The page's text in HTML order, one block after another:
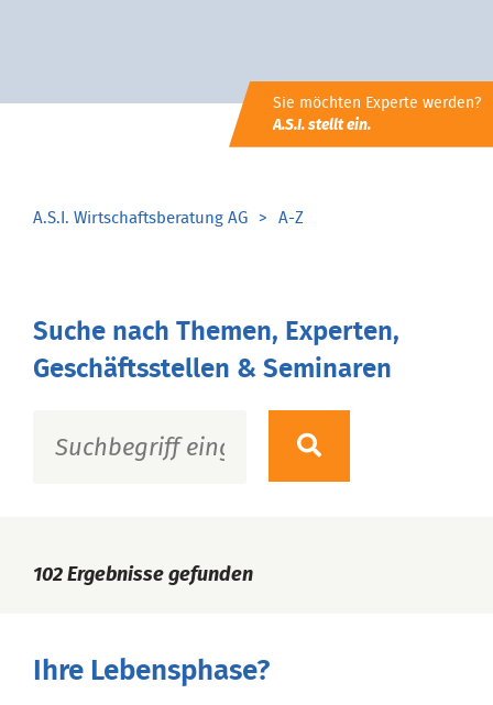
Sie möchten Experte werden?
A.S.I. stellt ein.
A.S.I. Wirtschaftsberatung AG A-Z
Suche nach Themen, Experten,
Geschäftsstellen & Seminaren
102 Ergebnisse gefunden
Ihre Lebensphase?